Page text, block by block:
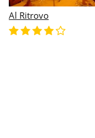
Al Ritrovo